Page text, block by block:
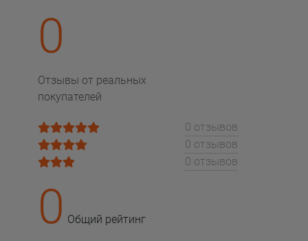
0
Отзывы от реальных
покупателей
0 отзывов
0 отзывов
0 отзывов
0 Общий рейтинг